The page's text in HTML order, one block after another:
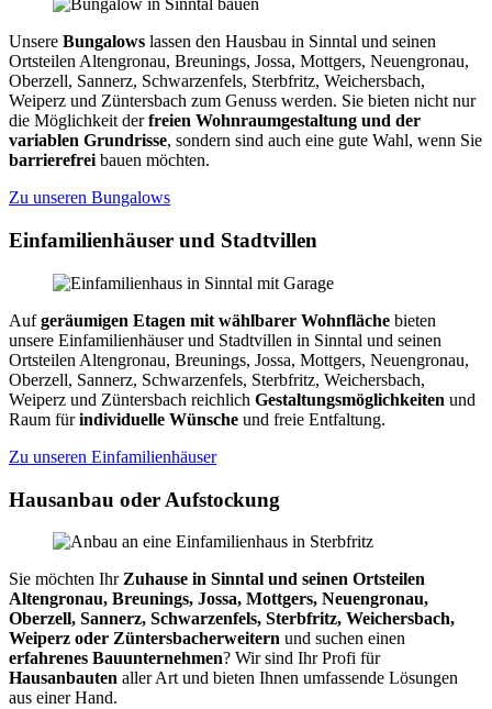
Unsere Bungalows lassen den Hausbau in Sinntal und seinen
Ortsteilen Altengronau, Breunings, Jossa, Mottgers, Neuengronau,
Oberzell, Sannerz, Schwarzenfels, Sterbfritz, Weichersbach,
Weiperz und Züntersbach zum Genuss werden. Sie bieten nicht nur
die Möglichkeit derfreien Wohnraumgestaltung und der
variablen Grundrisse, sondern sind auch eine gute Wahl, wenn Sie
barrierefreibauen möchten.
Zu unseren Bungalows
Einfamilienhäuser und Stadtvillen
Aufgeräumigen Etagen mit wählbarer Wohnfläche bieten
unsere Einfamilienhäuser und Stadtvillen in Sinntal und seinen
Ortsteilen Altengronau, Breunings, Jossa, Mottgers, Neuengronau,
Oberzell, Sannerz, Schwarzenfels, Sterbfritz, Weichersbach,
Weiperz und Züntersbach reichlich Gestaltungsmöglichkeiten und
Raum fürindividuelle Wünsche und freie Entfaltung.
Zu unseren Einfamilienhäuser
Hausanbau oder Aufstockung
Sie möchten Ihr Zuhause in Sinntal und seinen Ortsteilen
Altengronau, Breunings, Jossa, Mottgers, Neuengronau,
Oberzell, Sannerz, Schwarzenfels, Sterbfritz, Weichersbach,
Weiperz oder Züntersbacherweitern und suchen einen
erfahrenes Bauunternehmen? Wir sind Ihr Profi für
Hausanbauten aller Art und bieten Ihnen umfassende Lösungen
aus einer Hand.